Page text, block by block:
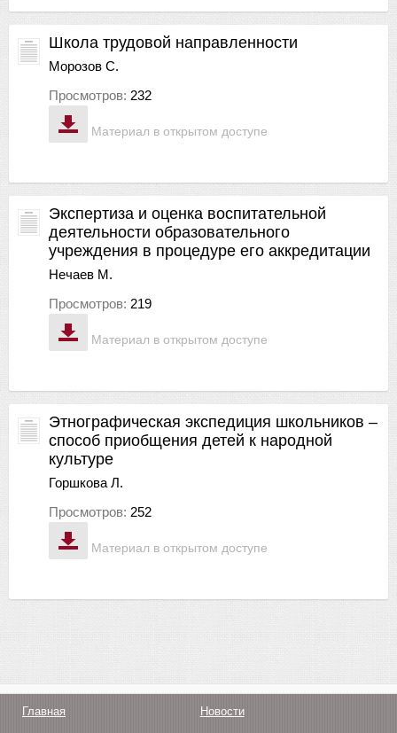
Материал в открытом доступе
Школа трудовой направленности
Морозов С.
Просмотров: 232
Материал в открытом доступе
Экспертиза и оценка воспитательной
деятельности образовательного
учреждения в процедуре его аккредитации
Нечаев М.
Просмотров: 219
Материал в открытом доступе
Этнографическая экспедиция школьников –
способ приобщения детей к народной
культуре
Горшкова Л.
Просмотров: 252
Главная Новости